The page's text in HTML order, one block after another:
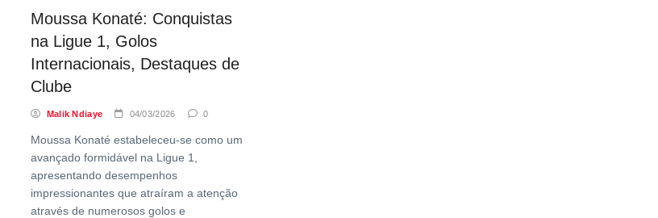
Moussa Konaté: Conquistas
na Ligue 1, Golos
Internacionais, Destaques de
Clube
Malik Ndiaye 04/03/2026 0
Moussa Konaté estabeleceu-se como um
avançado formidável na Ligue 1,
apresentando desempenhos
impressionantes que atraíram a atenção
através de numerosos golos e